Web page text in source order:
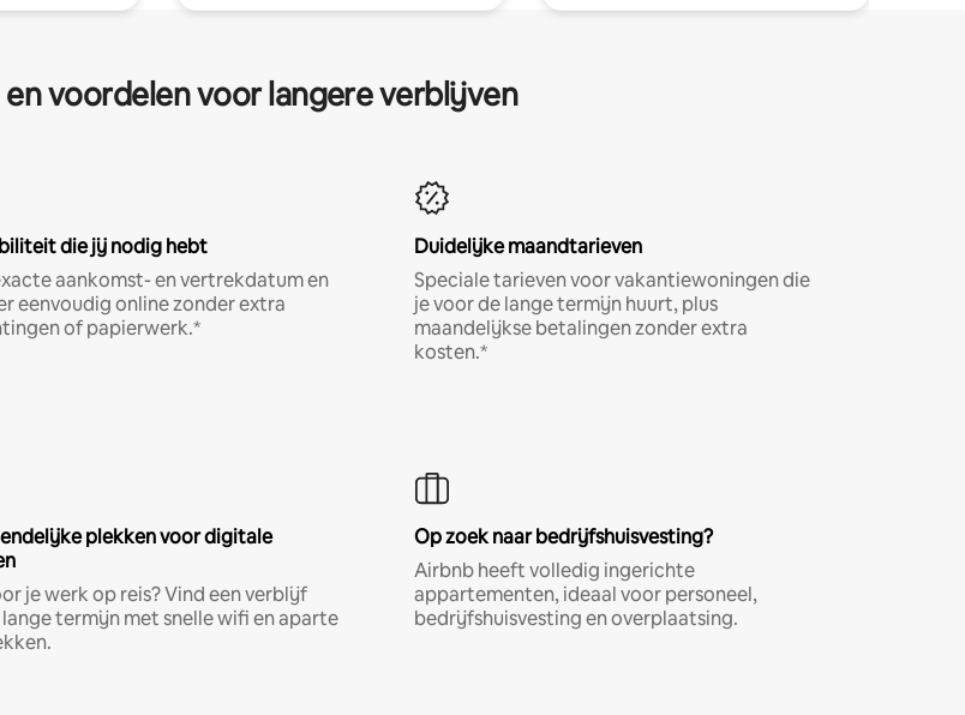
voordelen voor langere verblijven
die jij nodig hebt
aankomst- en vertrekdatum en
eenvoudig online zonder extra
of papierwerk.*
Duidelijke maandtarieven
Speciale tarieven voor vakantiewoningen die
je voor de lange termijn huurt, plus
maandelijkse betalingen zonder extra
kosten.*
plekken voor digitale
je werk op reis? Vind een verblijf
termijn met snelle wifi en aparte
Op zoek naar bedrijfshuisvesting?
Airbnb heeft volledig ingerichte
appartementen, ideaal voor personeel,
bedrijfshuisvesting en overplaatsing.